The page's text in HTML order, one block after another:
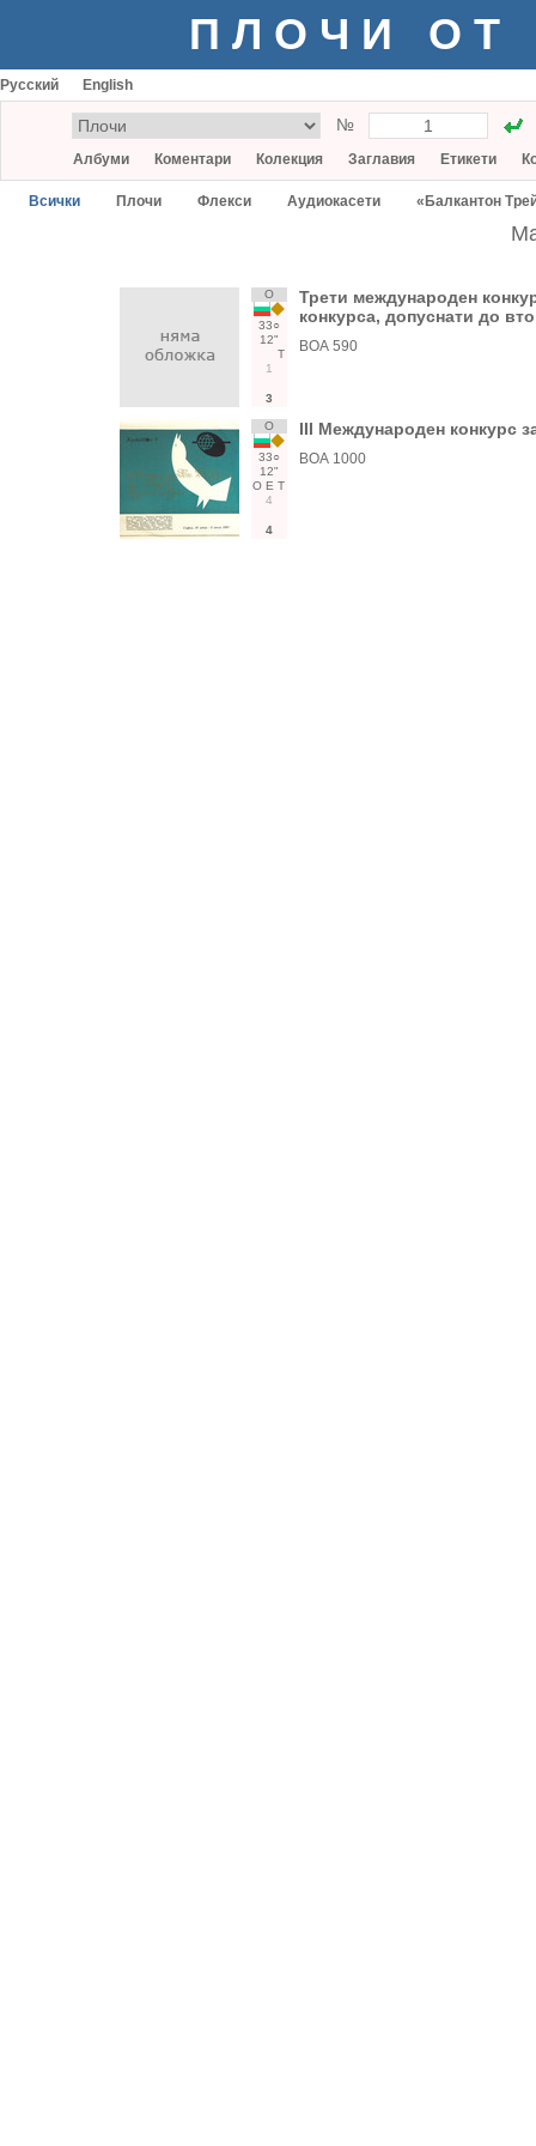
ПЛОЧИ ОТ
Русский English
№
Албуми Коментари Колекция Заглавия Етикети
Всички Плочи Флекси Аудиокасети «Балкантон
О
33○
12"
Т
1
3
Трети международен
конкурса, допуснати до
ВОА 590
О
33○
12"
О Е Т
4
4
III Международен конкурс
ВОА 1000